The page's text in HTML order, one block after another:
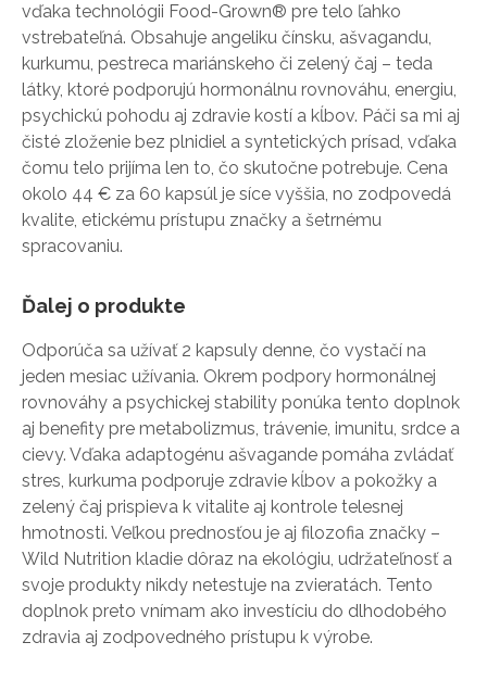
vďaka technológii Food-Grown® pre telo ľahko
vstrebateľná. Obsahuje angeliku čínsku, ašvagandu,
kurkumu, pestreca mariánskeho či zelený čaj – teda
látky, ktoré podporujú hormonálnu rovnováhu, energiu,
psychickú pohodu aj zdravie kostí a kĺbov. Páči sa mi aj
čisté zloženie bez plnidiel a syntetických prísad, vďaka
čomu telo prijíma len to, čo skutočne potrebuje. Cena
okolo 44 € za 60 kapsúl je síce vyššia, no zodpovedá
kvalite, etickému prístupu značky a šetrnému
spracovaniu.
Ďalej o produkte
Odporúča sa užívať 2 kapsuly denne, čo vystačí na
jeden mesiac užívania. Okrem podpory hormonálnej
rovnováhy a psychickej stability ponúka tento doplnok
aj benefity pre metabolizmus, trávenie, imunitu, srdce a
cievy. Vďaka adaptogénu ašvagande pomáha zvládať
stres, kurkuma podporuje zdravie kĺbov a pokožky a
zelený čaj prispieva k vitalite aj kontrole telesnej
hmotnosti. Veľkou prednosťou je aj filozofia značky –
Wild Nutrition kladie dôraz na ekológiu, udržateľnosť a
svoje produkty nikdy netestuje na zvieratách. Tento
doplnok preto vnímam ako investíciu do dlhodobého
zdravia aj zodpovedného prístupu k výrobe.